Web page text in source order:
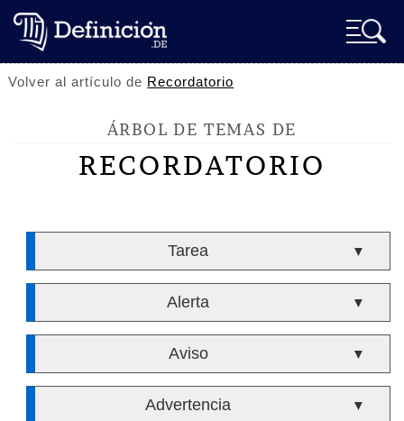
Volver al artículo de Recordatorio
ÁRBOL DE TEMAS DE
RECORDATORIO
Tarea ▼
Alerta ▼
Aviso ▼
Advertencia ▼